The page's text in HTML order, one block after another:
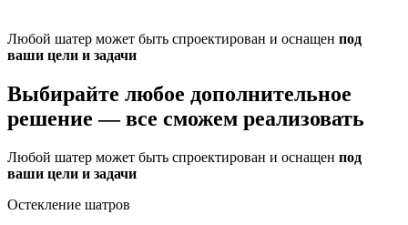
Любой шатер может быть спроектирован и оснащен под
ваши цели и задачи
Выбирайте любое дополнительное
решение —все сможем реализовать
Любой шатер может быть спроектирован и оснащен под
ваши цели и задачи
Остекление шатров